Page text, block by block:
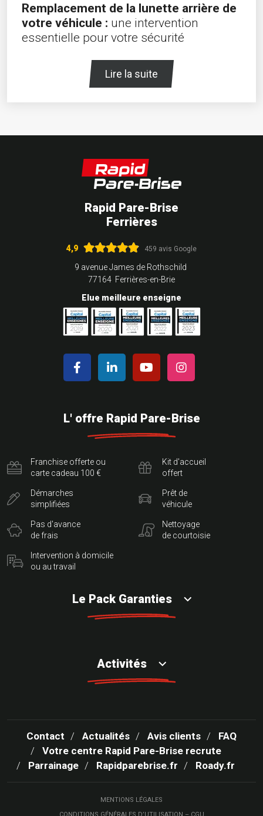
Remplacement de la lunette arrière de
votre véhicule : une intervention
essentielle pour votre sécurité
Lire la suite
Rapid Pare-Brise
Ferrières
4,9 459 avis Google
9 avenue James de Rothschild
77164 Ferrières-en-Brie
Elue meilleure enseigne
L' offre Rapid Pare-Brise
Franchise offerte ou
carte cadeau 100 €
Démarches
simplifiées
Pas d'avance
de frais
Intervention à domicile
ou au travail
Kit d'accueil
offert
Prêt de
véhicule
Nettoyage
de courtoisie
Le Pack Garanties
Activités
Contact Actualités Avis clients
FAQ
Votre centre Rapid Pare-Brise recrute
Parrainage
Rapidparebrise.fr Roady.fr
MENTIONS LÉGALES